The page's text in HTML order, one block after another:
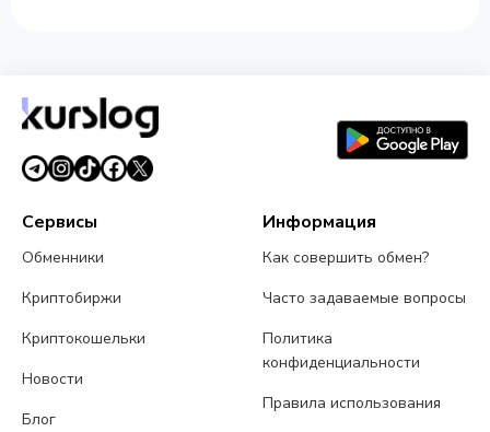
Сервисы
Обменники
Криптобиржи
Криптокошельки
Новости
Блог
Информация
Как совершить обмен?
Часто задаваемые вопросы
Политика
конфиденциальности
Правила использования